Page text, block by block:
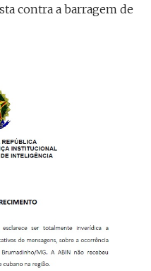
contra a barragem de